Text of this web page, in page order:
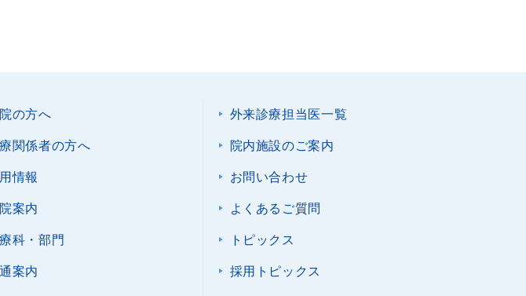
の方へ
関係者の方へ
情報
案内
科・部門
案内
外来診療担当医一覧
院内施設のご案内
お問い合わせ
よくあるご質問
トピックス
採用トピックス